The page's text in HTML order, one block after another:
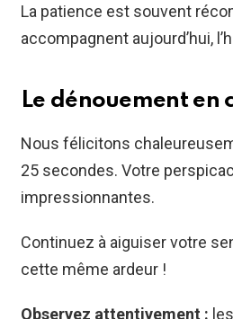
La patience est souvent
accompagnent aujourd’hui,
Le dénouement en
Nous félicitons
25 secondes. Votre
impressionnantes.
Continuez à aiguiser votre
cette même ardeur !
Observez attentivement :